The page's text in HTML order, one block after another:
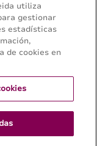
utiliza
gestionar
estadísticas
de cookies en